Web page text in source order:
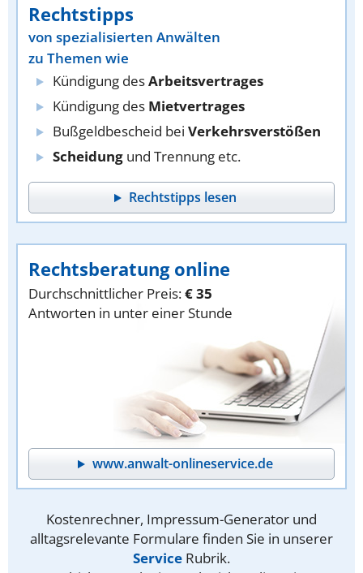
Rechtstipps
von spezialisierten Anwälten
zu Themen wie
Kündigung desArbeitsvertrages
Kündigung des Mietvertrages
Bußgeldbescheid bei Verkehrsverstößen
Scheidung und Trennung etc.
Rechtstipps lesen
Rechtsberatung online
Durchschnittlicher Preis:€ 35
Antworten in unter einer Stunde
www.anwalt-onlineservice.de
Kostenrechner, Impressum-Generator und
alltagsrelevante Formulare finden Sie in unserer
Service Rubrik.